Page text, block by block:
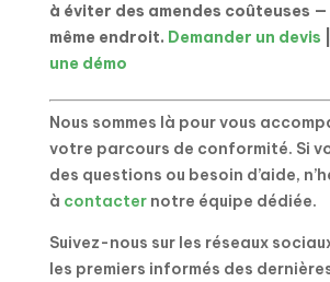
à éviter des amendes coûteuses
même endroit. Demander un devis
une démo
Nous sommes là pour vous
votre parcours de conformité. Si
des questions ou besoin d’aide,
à contacternotre équipe dédiée.
Suivez-nous sur les réseaux
les premiers informés des